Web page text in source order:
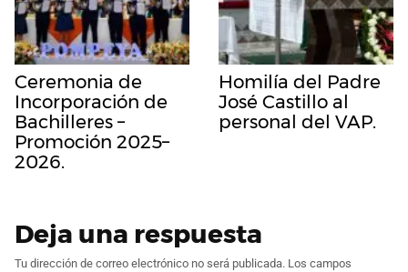
Ceremonia de
Incorporación de
Bachilleres –
Promoción 2025–
2026.
Homilía del Padre
José Castillo al
personal del VAP.
Deja una respuesta
Tu dirección de correo electrónico no será publicada. Los campos